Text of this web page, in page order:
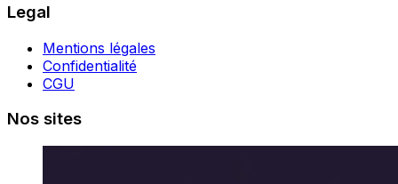
Legal
Mentions légales
Confidentialité
CGU
Nos sites